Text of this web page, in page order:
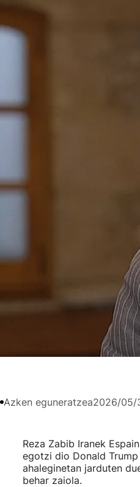
Azken eguneratzea2026/05/
Reza Zabib Iranek
egotzi dio Donald
ahaleginetan jarduten
behar zaiola.